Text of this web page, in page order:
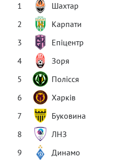
1
Шахтар
2
Карпати
3
Епіцентр
4
Зоря
5
Полісся
6
Харків
7
Буковина
8
ЛНЗ
9
Динамо